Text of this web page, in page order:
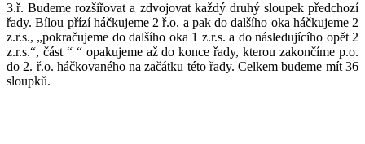
3.ř. Budeme rozšiřovat a zdvojovat každý druhý sloupek předchozí
řady. Bílou přízí háčkujeme 2 ř.o. a pak do dalšího oka háčkujeme 2
z.r.s., „pokračujeme do dalšího oka 1 z.r.s. a do následujícího opět 2
z.r.s.“, část “ “ opakujeme až do konce řady, kterou zakončíme p.o.
do 2. ř.o. háčkovaného na začátku této řady. Celkem budeme mít 36
sloupků.